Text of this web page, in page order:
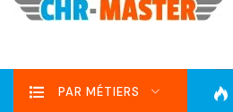
PAR MÉTIERS